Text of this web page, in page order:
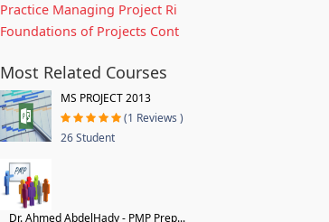
Practice Managing Project Ri
Foundations of Projects Cont
Most Related Courses
MS PROJECT 2013
(1 Reviews )
26 Student
Dr. Ahmed AbdelHady - PMP Prep...